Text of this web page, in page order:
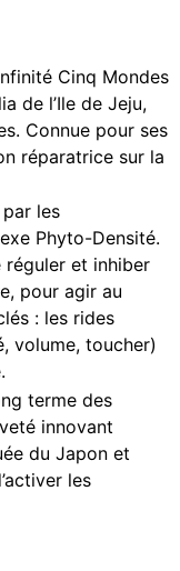
Cinq Mondes
de l’Ile de Jeju,
Connue pour ses
réparatrice sur la
les
Phyto-Densité.
réguler et inhiber
pour agir au
: les rides
volume, toucher)
terme des
innovant
du Japon et
les